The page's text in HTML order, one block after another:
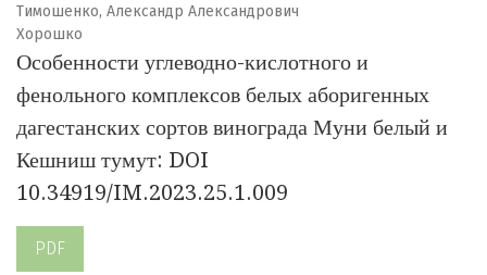
Тимошенко, Александр Александрович
Хорошко
Особенности углеводно-кислотного и
фенольного комплексов белых аборигенных
дагестанских сортов винограда Муни белый и
Кешниш тумут: DOI
10.34919/IM.2023.25.1.009
PDF